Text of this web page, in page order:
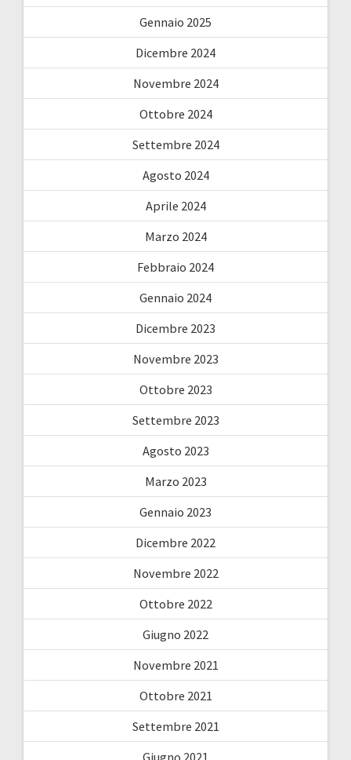
Gennaio 2025
Dicembre 2024
Novembre 2024
Ottobre 2024
Settembre 2024
Agosto 2024
Aprile 2024
Marzo 2024
Febbraio 2024
Gennaio 2024
Dicembre 2023
Novembre 2023
Ottobre 2023
Settembre 2023
Agosto 2023
Marzo 2023
Gennaio 2023
Dicembre 2022
Novembre 2022
Ottobre 2022
Giugno 2022
Novembre 2021
Ottobre 2021
Settembre 2021
Giugno 2021